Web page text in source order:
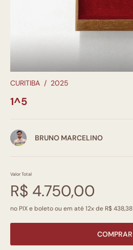
CURITIBA / 2025
1^5
BRUNO MARCELINO
Valor Total
R$ 4.750,00
no PIX e boleto ou em até 12x de R$ 438,38
COMPRAR